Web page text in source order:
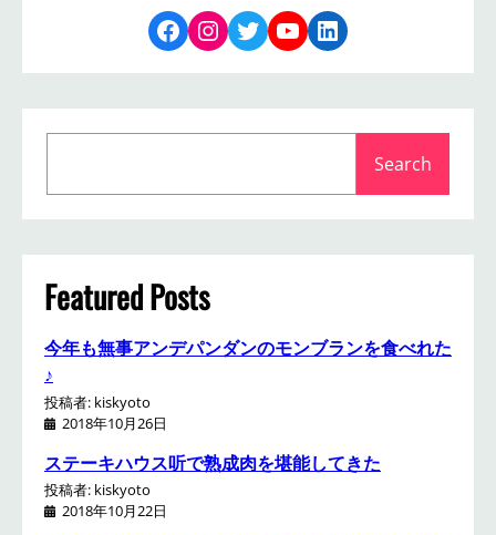
Facebook Instagram Twitter YouTube LinkedIn
a
r
c
h
Search
Featured Posts
今年も無事アンデパンダンのモンブランを食べれた
♪
投稿者: kiskyoto
2018年10月26日
ステーキハウス听で熟成肉を堪能してきた
投稿者: kiskyoto
2018年10月22日